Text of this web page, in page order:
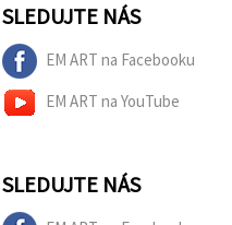
SLEDUJTE NÁS
EM ART na Facebooku
EM ART na YouTube
SLEDUJTE NÁS